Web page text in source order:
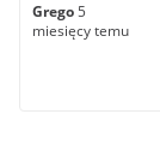
Grego5
miesięcy temu